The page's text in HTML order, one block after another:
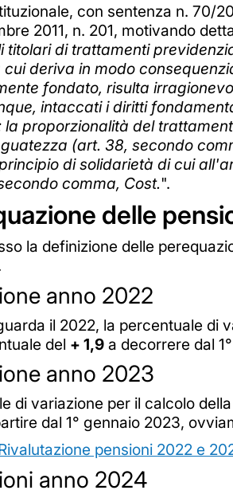
con sentenza n. 70/
2011, n. 201, motivando
titolari di trattamenti
deriva in modo
fondato, risulta
intaccati i diritti
la proporzionalità del
(art. 38, secondo
di solidarietà di cui
comma, Cost.".
delle
la definizione delle
anno 2022
il 2022, la percentuale di
del + 1,9 a decorrere dal
anno 2023
di variazione per il calcolo
dal 1° gennaio 2023,
pensioni 2022 e
anno 2024